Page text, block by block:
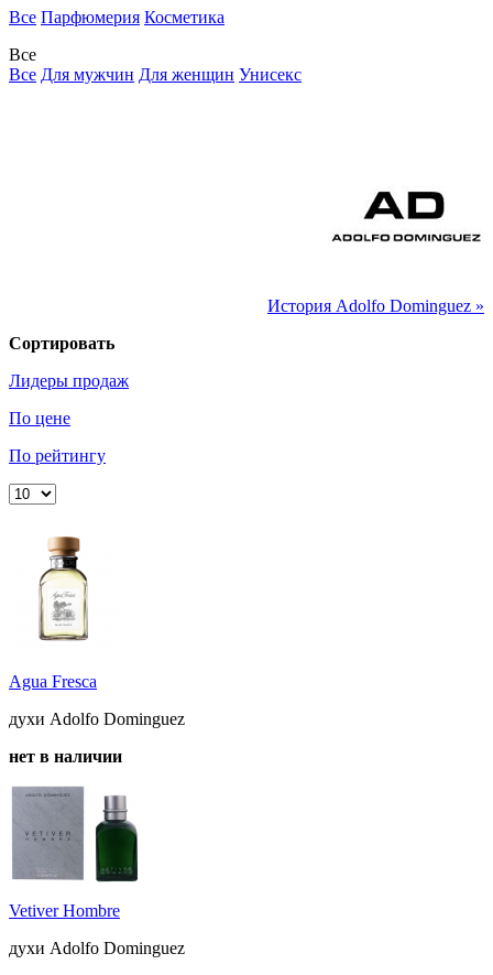
Все Парфюмерия Косметика
Все
Все Для мужчин Для женщин Унисекс
История Adolfo Dominguez »
Сортировать
Лидеры продаж
По цене
По рейтингу
Agua Fresca
духи Adolfo Dominguez
нет в наличии
Vetiver Hombre
духи Adolfo Dominguez